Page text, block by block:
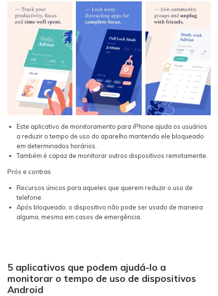
Este aplicativo de monitoramento para iPhone ajuda os usuários
a reduzir o tempo de uso do aparelho mantendo ele bloqueado
em determinados horários.
Também é capaz de monitorar outros dispositivos remotamente.
Prós e contras
Recursos únicos para aqueles que querem reduzir o uso de
telefone.
Após bloqueado, o dispositivo não pode ser usado de maneira
alguma, mesmo em casos de emergência.
5 aplicativos que podem ajudá-lo a
monitorar o tempo de uso de dispositivos
Android